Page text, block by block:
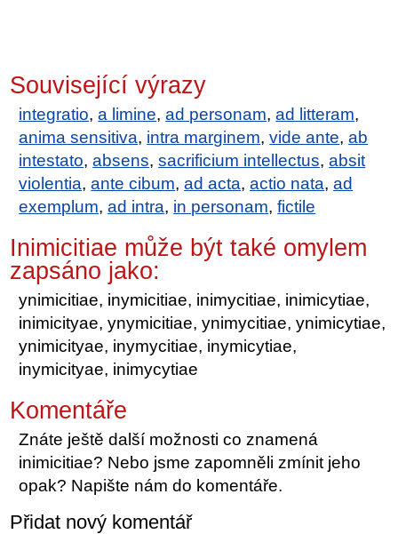
Související výrazy
integratio,a limine,ad personam,ad litteram,
anima sensitiva, intra marginem,vide ante,ab
intestato,absens,sacrificium intellectus,absit
violentia,ante cibum,ad acta,actio nata,ad
exemplum,ad intra, in personam,fictile
Inimicitiae může být také omylem
zapsáno jako:
ynimicitiae, inymicitiae, inimycitiae, inimicytiae,
inimicityae, ynymicitiae, ynimycitiae, ynimicytiae,
ynimicityae, inymycitiae, inymicytiae,
inymicityae, inimycytiae
Komentáře
Znáte ještě další možnosti co znamená
inimicitiae? Nebo jsme zapomněli zmínit jeho
opak? Napište nám do komentáře.
Přidat nový komentář